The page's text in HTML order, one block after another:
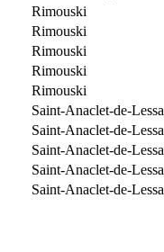
Rimouski
Rimouski
Rimouski
Rimouski
Rimouski
Saint-Anaclet-de-
Saint-Anaclet-de-
Saint-Anaclet-de-
Saint-Anaclet-de-
Saint-Anaclet-de-